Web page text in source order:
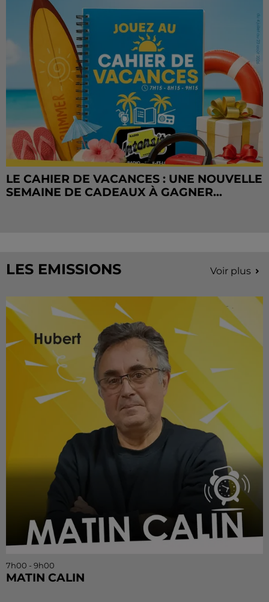
LE CAHIER DE VACANCES : UNE NOUVELLE
SEMAINE DE CADEAUX À GAGNER...
LES EMISSIONS Voir plus
7h00 - 9h00
MATIN CALIN